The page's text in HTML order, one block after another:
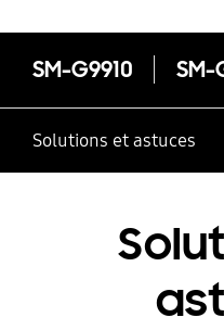
SM-G9910 SM-
Solutions et astuces